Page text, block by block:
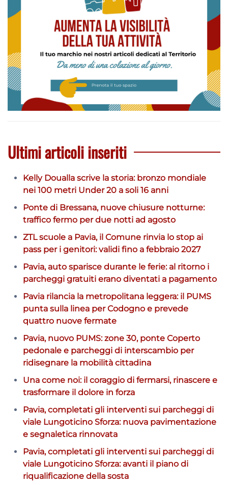
Ultimi articoli inseriti
Kelly Doualla scrive la storia: bronzo mondiale
nei 100 metri Under 20 a soli 16 anni
Ponte di Bressana, nuove chiusure notturne:
traffico fermo per due notti ad agosto
ZTL scuole a Pavia, il Comune rinvia lo stop ai
pass per i genitori: validi fino a febbraio 2027
Pavia, auto sparisce durante le ferie: al ritorno i
parcheggi gratuiti erano diventati a pagamento
Pavia rilancia la metropolitana leggera: il PUMS
punta sulla linea per Codogno e prevede
quattro nuove fermate
Pavia, nuovo PUMS: zone 30, ponte Coperto
pedonale e parcheggi di interscambio per
ridisegnare la mobilità cittadina
Una come noi: il coraggio di fermarsi, rinascere e
trasformare il dolore in forza
Pavia, completati gli interventi sui parcheggi di
viale Lungoticino Sforza: nuova pavimentazione
e segnaletica rinnovata
Pavia, completati gli interventi sui parcheggi di
viale Lungoticino Sforza: avanti il piano di
riqualificazione della sosta